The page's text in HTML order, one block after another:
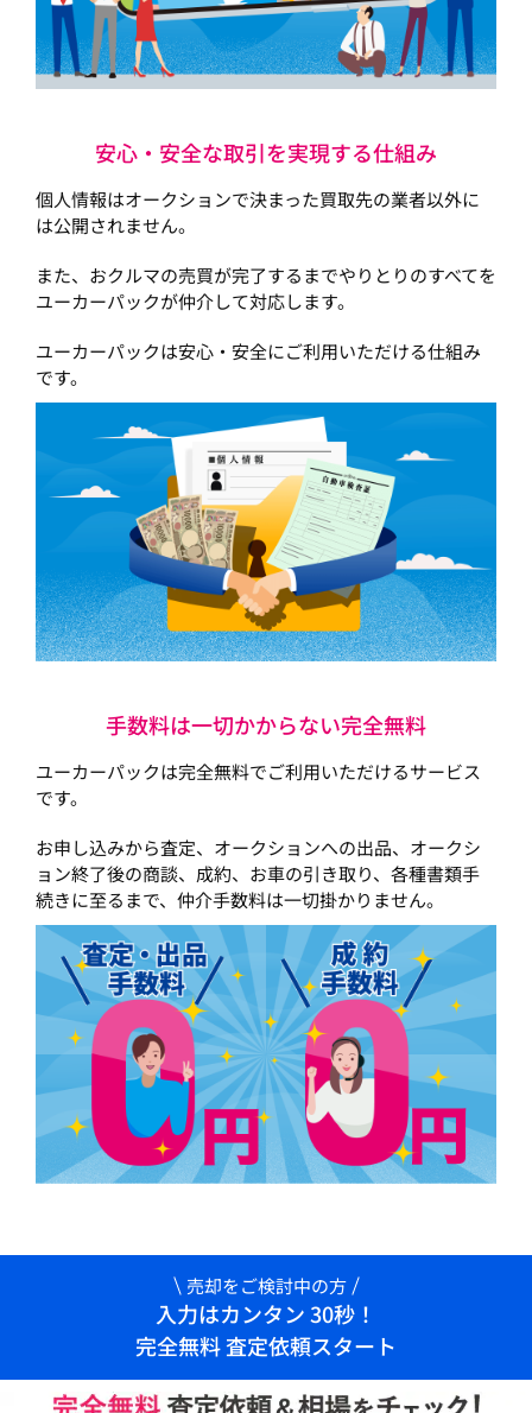
安心・安全な取引を実現する仕組み
個人情報はオークションで決まった買取先の業者以外に
は公開されません。
また、おクルマの売買が完了するまでやりとりのすべてを
ユーカーパックが仲介して対応します。
ユーカーパックは安心・安全にご利用いただける仕組み
です。
手数料は一切かからない完全無料
ユーカーパックは完全無料でご利用いただけるサービス
です。
お申し込みから査定、オークションへの出品、オークシ
ョン終了後の商談、成約、お車の引き取り、各種書類手
続きに至るまで、仲介手数料は一切掛かりません。
売却をご検討中の方
入力はカンタン 30秒！
完全無料 査定依頼スタート